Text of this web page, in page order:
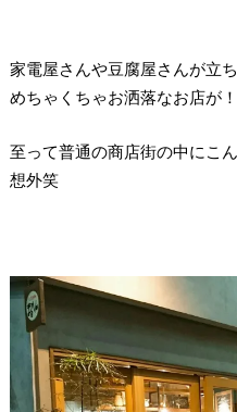
家電屋さんや豆腐屋さんが立
めちゃくちゃお洒落なお店が！
至って普通の商店街の中にこ
想外笑